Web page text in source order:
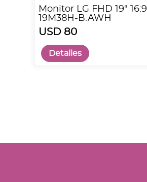
Monitor LG FHD 19" 16:9
19M38H-B.AWH
USD 80
Detalles